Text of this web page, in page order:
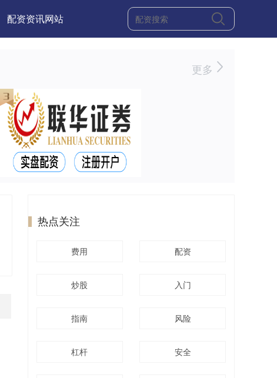
配资资讯网站
更多
热点关注
费用 配资
炒股 入门
指南 风险
杠杆 安全